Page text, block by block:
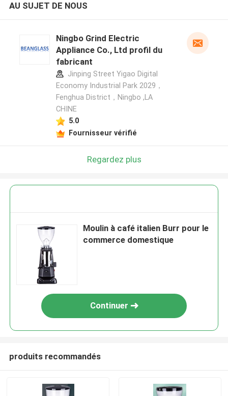
AU SUJET DE NOUS
Ningbo Grind Electric
Appliance Co., Ltd profil du
fabricant
Jinping Street Yigao Digital
Economy Industrial Park 2029，
Fenghua District，Ningbo ,LA
CHINE
5.0
Fournisseur vérifié
Regardez plus
Moulin à café italien Burr pour le
commerce domestique
Continuer
produits recommandés